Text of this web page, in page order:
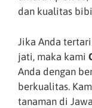
dan kualitas
Jika Anda
jati, maka kami
Anda dengan
berkualitas.
tanaman di